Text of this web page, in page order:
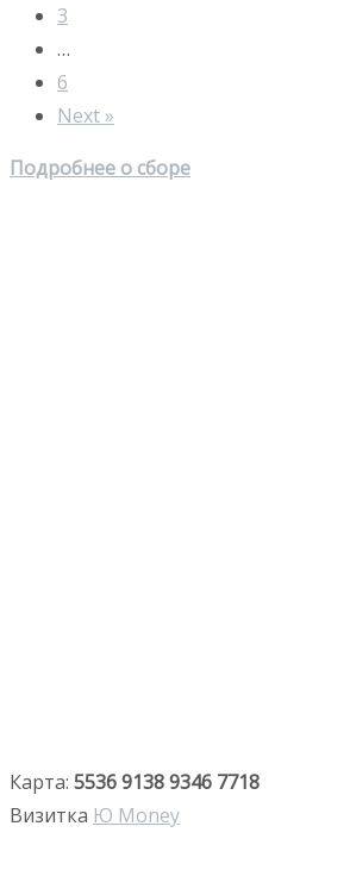
3
…
6
Next »
Подробнее о сборе
Карта: 5536 9138 9346 7718
Визитка Ю Money